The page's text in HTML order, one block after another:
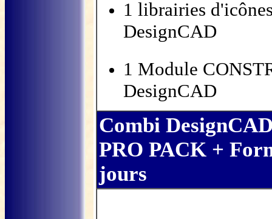
1 librairies
DesignCAD
1 Module
DesignCAD
Combi
PRO PACK +
jours